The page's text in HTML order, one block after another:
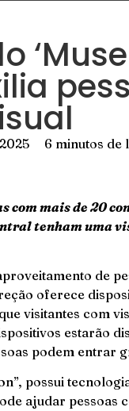
6 minutos de
com mais de 20
tenham uma
de
oferece
visitantes com
estarão
podem entrar
possui
ajudar pessoas